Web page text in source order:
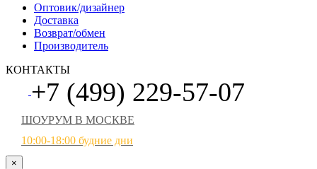
Оптовик/дизайнер
Доставка
Возврат/обмен
Производитель
КОНТАКТЫ
+7 (499) 229-57-07
ШОУРУМ В МОСКВЕ
10:00-18:00 будние дни
×